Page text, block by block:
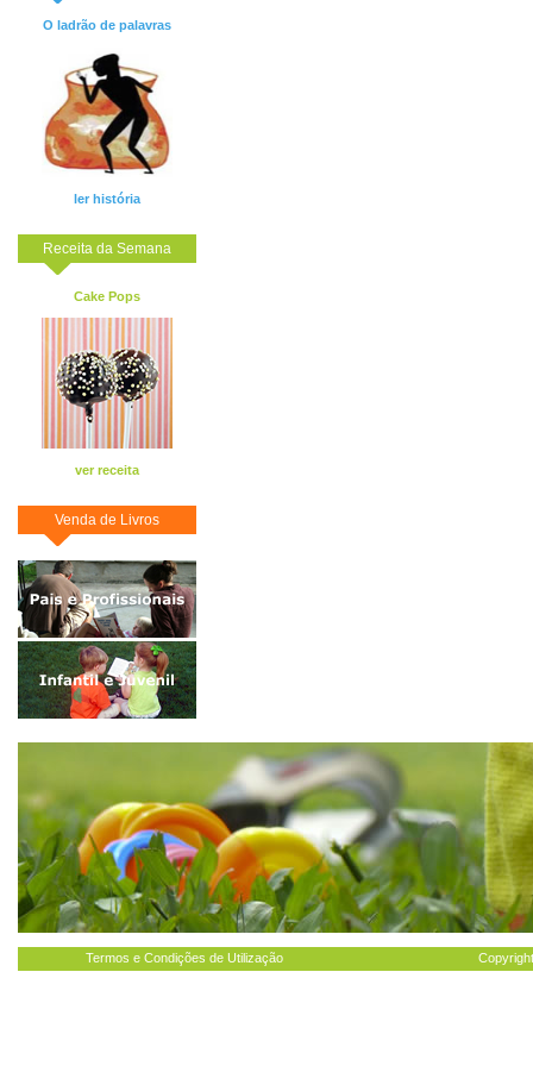
O ladrão de palavras
ler história
Receita da Semana
Cake Pops
ver receita
Venda de Livros
Termos e Condições de Utilização